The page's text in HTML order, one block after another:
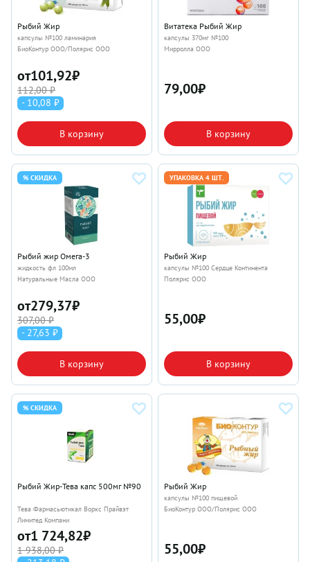
Рыбий Жир
капсулы №100 ламинария
БиоКонтур ООО/Полярис ООО
от101,92₽
112,00 ₽
- 10,08 ₽
В корзину
Витатека Рыбий Жир
капсулы 370мг №100
Мирролла ООО
79,00₽
В корзину
% СКИДКА
Рыбий жир Омега-3
жидкость фл 100мл
Натуральные Масла ООО
от279,37₽
307,00 ₽
- 27,63 ₽
В корзину
УПАКОВКА 4 ШТ.
Рыбий Жир
капсулы №100 Сердце Континента
Полярис ООО
55,00₽
В корзину
% СКИДКА
Рыбий Жир-Тева капс 500мг №90
Тева Фармасьютикал Воркс Прайвэт
Лимитед Компани
от1 724,82₽
1 938,00 ₽
Рыбий Жир
капсулы №100 пищевой
БиоКонтур ООО/Полярис ООО
55,00₽